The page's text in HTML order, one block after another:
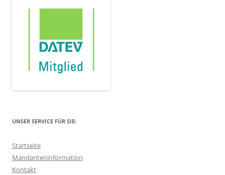
UNSER SERVICE FÜR SIE:
Startseite
Mandanteninformation
Kontakt